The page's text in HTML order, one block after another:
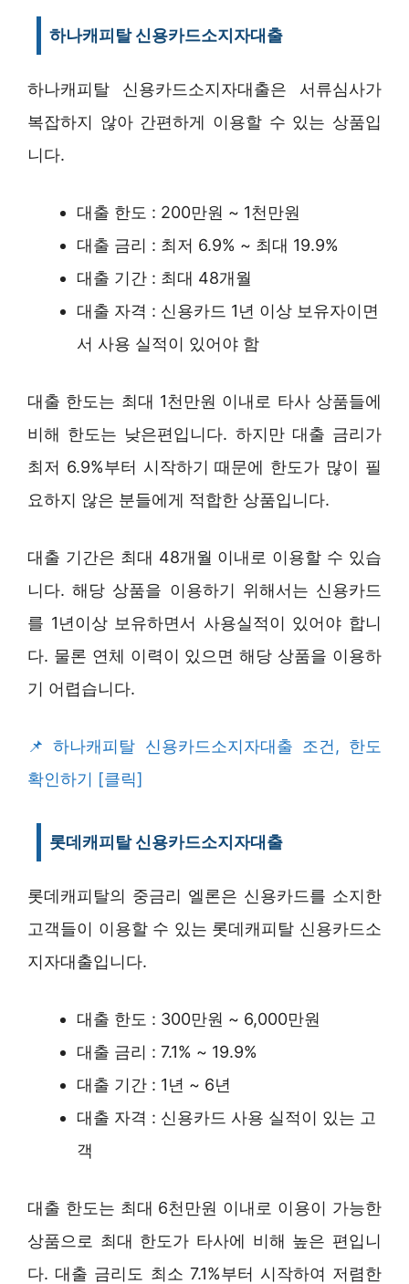
하나캐피탈 신용카드소지자대출
하나캐피탈 신용카드소지자대출은 서류심사가
복잡하지 않아 간편하게 이용할 수 있는 상품입
니다.
대출 한도 : 200만원 ~ 1천만원
대출 금리 : 최저 6.9% ~ 최대 19.9%
대출 기간 : 최대 48개월
대출 자격 : 신용카드 1년 이상 보유자이면
서 사용 실적이 있어야 함
대출 한도는 최대 1천만원 이내로 타사 상품들에
비해 한도는 낮은편입니다. 하지만 대출 금리가
최저 6.9%부터 시작하기 때문에 한도가 많이 필
요하지 않은 분들에게 적합한 상품입니다.
대출 기간은 최대 48개월 이내로 이용할 수 있습
니다. 해당 상품을 이용하기 위해서는 신용카드
를 1년이상 보유하면서 사용실적이 있어야 합니
다. 물론 연체 이력이 있으면 해당 상품을 이용하
기 어렵습니다.
하나캐피탈 신용카드소지자대출 조건, 한도
확인하기 [클릭]
롯데캐피탈 신용카드소지자대출
롯데캐피탈의 중금리 엘론은 신용카드를 소지한
고객들이 이용할 수 있는 롯데캐피탈 신용카드소
지자대출입니다.
대출 한도 : 300만원 ~ 6,000만원
대출 금리 : 7.1% ~ 19.9%
대출 기간 : 1년 ~ 6년
대출 자격 : 신용카드 사용 실적이 있는 고
객
대출 한도는 최대 6천만원 이내로 이용이 가능한
상품으로 최대 한도가 타사에 비해 높은 편입니
다. 대출 금리도 최소 7.1%부터 시작하여 저렴한